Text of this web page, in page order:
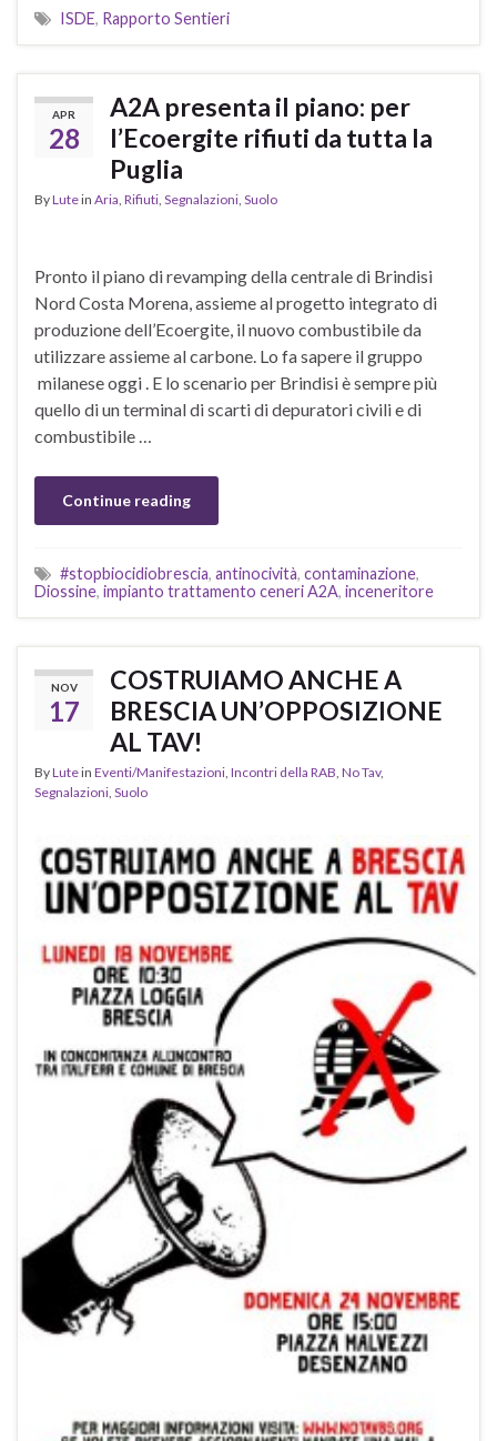
ISDE, Rapporto Sentieri
APR
28
A2A presenta il piano: per
l’Ecoergite rifiuti da tutta la
Puglia
ByLutein Aria, Rifiuti, Segnalazioni, Suolo
Pronto il piano di revamping della centrale di Brindisi
Nord Costa Morena, assieme al progetto integrato di
produzione dell’Ecoergite, il nuovo combustibile da
utilizzare assieme al carbone. Lo fa sapere il gruppo
milanese oggi . E lo scenario per Brindisi è sempre più
quello di un terminal di scarti di depuratori civili e di
combustibile …
Continue reading
#stopbiocidiobrescia, antinocività, contaminazione,
Diossine, impianto trattamento ceneri A2A, inceneritore
NOV
17
COSTRUIAMO ANCHE A
BRESCIA UN’OPPOSIZIONE
AL TAV!
ByLutein Eventi/Manifestazioni, Incontri della RAB, No Tav,
Segnalazioni, Suolo